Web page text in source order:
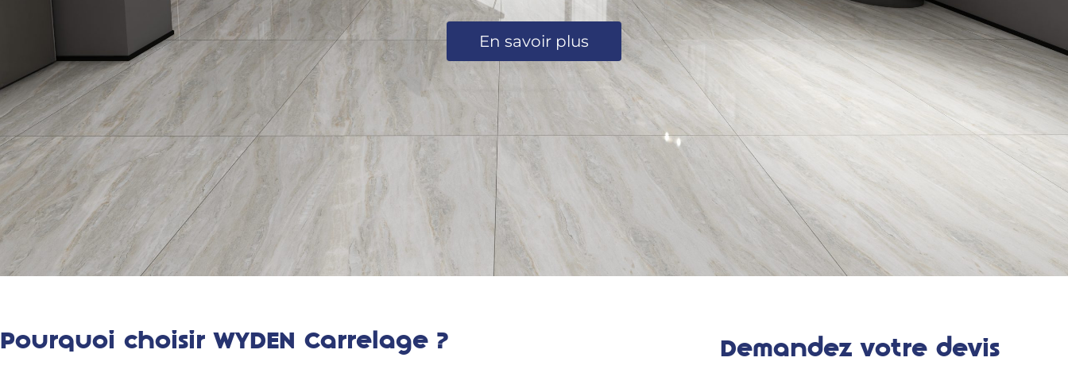
En savoir plus
Pourquoi choisir WYDEN Carrelage ? Demandez votre devis